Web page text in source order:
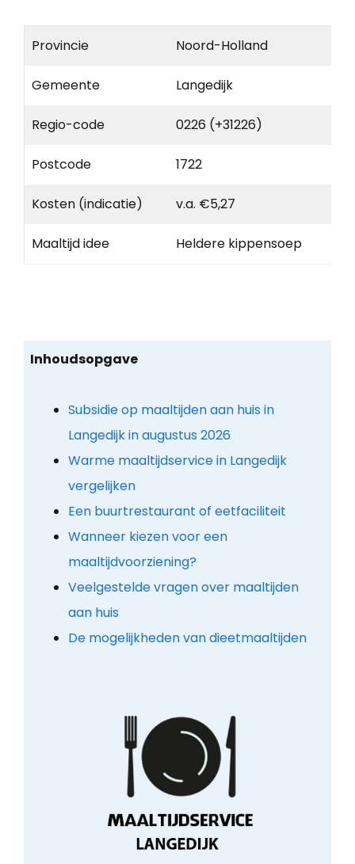
Provincie Noord-Holland
Gemeente Langedijk
Regio-code 0226 (+31226)
Postcode 1722
Kosten (indicatie) v.a. €5,27
Maaltijd idee Heldere kippensoep
Inhoudsopgave
Subsidie op maaltijden aan huis in
Langedijk in augustus 2026
Warme maaltijdservice in Langedijk
vergelijken
Een buurtrestaurant of eetfaciliteit
Wanneer kiezen voor een
maaltijdvoorziening?
Veelgestelde vragen over maaltijden
aan huis
De mogelijkheden van dieetmaaltijden